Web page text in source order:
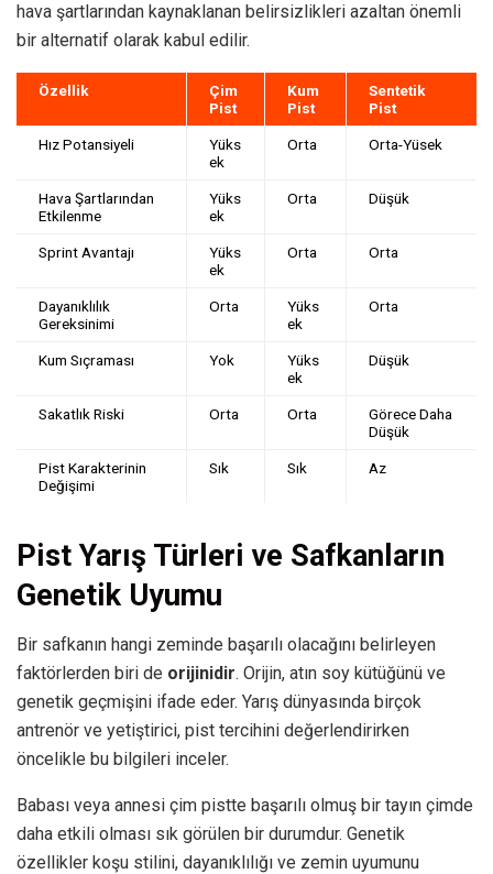
hava şartlarından kaynaklanan belirsizlikleri azaltan önemli
bir alternatif olarak kabul edilir.
Özellik
Çim
Pist
Kum
Pist
Sentetik
Pist
Hız Potansiyeli
Yüks
ek
Orta Orta-Yüsek
Hava Şartlarından
Etkilenme
Yüks
ek
Orta Düşük
Sprint Avantajı
Yüks
ek
Orta Orta
Dayanıklılık
Gereksinimi
Orta
Yüks
ek
Orta
Kum Sıçraması Yok
Yüks
ek
Düşük
Sakatlık Riski Orta Orta
Görece Daha
Düşük
Pist Karakterinin
Değişimi
Sık Sık Az
Pist Yarış Türleri ve Safkanların
Genetik Uyumu
Bir safkanın hangi zeminde başarılı olacağını belirleyen
faktörlerden biri de orijinidir. Orijin, atın soy kütüğünü ve
genetik geçmişini ifade eder. Yarış dünyasında birçok
antrenör ve yetiştirici, pist tercihini değerlendirirken
öncelikle bu bilgileri inceler.
Babası veya annesi çim pistte başarılı olmuş bir tayın çimde
daha etkili olması sık görülen bir durumdur. Genetik
özellikler koşu stilini, dayanıklılığı ve zemin uyumunu